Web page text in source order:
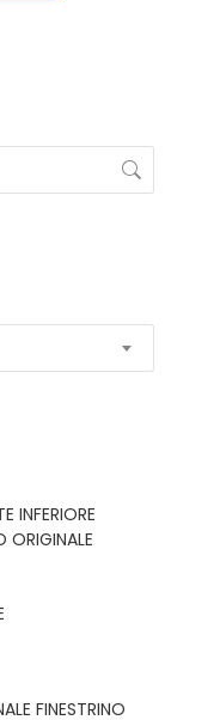
INFERIORE
ORIGINALE
FINESTRINO